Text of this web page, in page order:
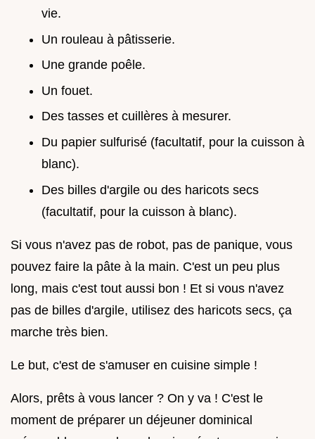
vie.
Un rouleau à pâtisserie.
Une grande poêle.
Un fouet.
Des tasses et cuillères à mesurer.
Du papier sulfurisé (facultatif, pour la cuisson à
blanc).
Des billes d'argile ou des haricots secs
(facultatif, pour la cuisson à blanc).
Si vous n'avez pas de robot, pas de panique, vous
pouvez faire la pâte à la main. C'est un peu plus
long, mais c'est tout aussi bon ! Et si vous n'avez
pas de billes d'argile, utilisez des haricots secs, ça
marche très bien.
Le but, c'est de s'amuser en cuisine simple !
Alors, prêts à vous lancer ? On y va ! C'est le
moment de préparer un déjeuner dominical